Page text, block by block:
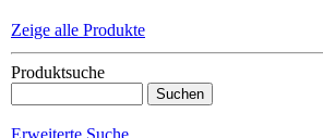
Zeige alle Produkte
Produktsuche
Erweiterte Suche